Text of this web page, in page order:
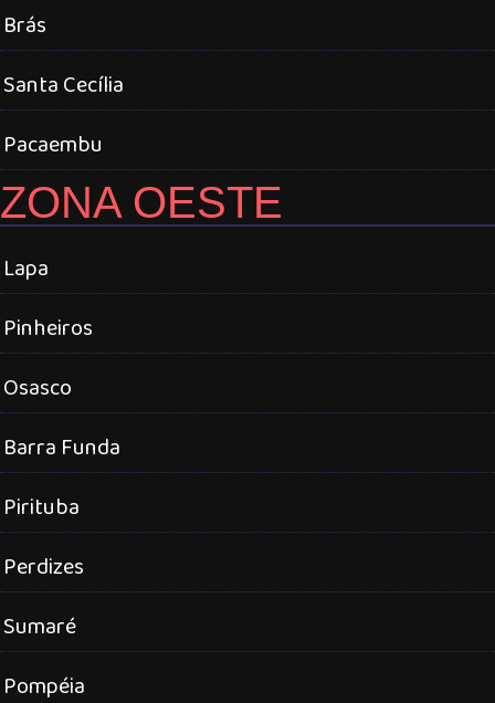
Brás
Santa Cecília
Pacaembu
ZONA OESTE
Lapa
Pinheiros
Osasco
Barra Funda
Pirituba
Perdizes
Sumaré
Pompéia